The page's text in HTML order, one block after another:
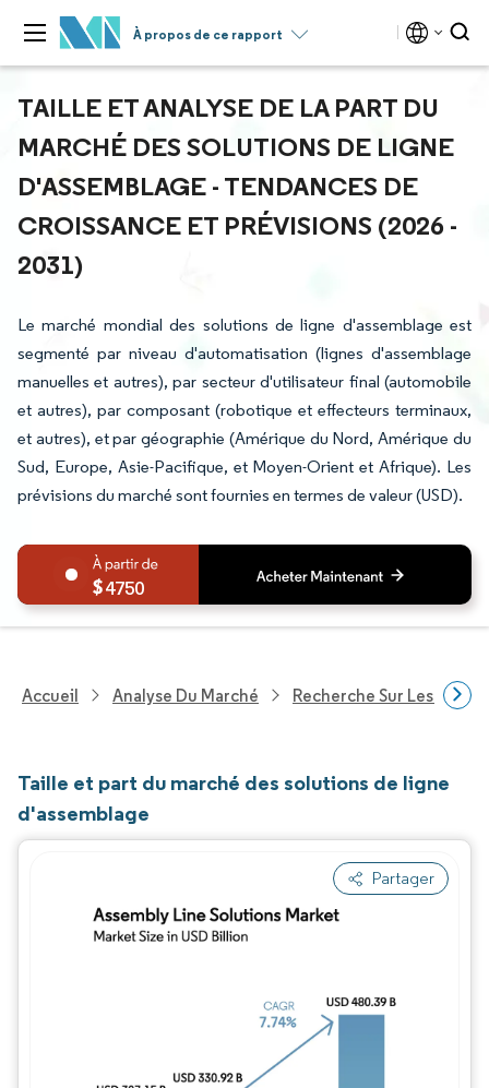
À propos de ce rapport
TAILLE ET ANALYSE DE LA PART DU
MARCHÉ DES SOLUTIONS DE LIGNE
D'ASSEMBLAGE - TENDANCES DE
CROISSANCE ET PRÉVISIONS (2026 -
2031)
Le marché mondial des solutions de ligne d'assemblage est
segmenté par niveau d'automatisation (lignes d'assemblage
manuelles et autres), par secteur d'utilisateur final (automobile
et autres), par composant (robotique et effecteurs terminaux,
et autres), et par géographie (Amérique du Nord, Amérique du
Sud, Europe, Asie-Pacifique, et Moyen-Orient et Afrique). Les
prévisions du marché sont fournies en termes de valeur (USD).
4750
Accueil Analyse Du Marché Recherche Sur Les
Taille et part du marché des solutions de ligne
d'assemblage
Partager